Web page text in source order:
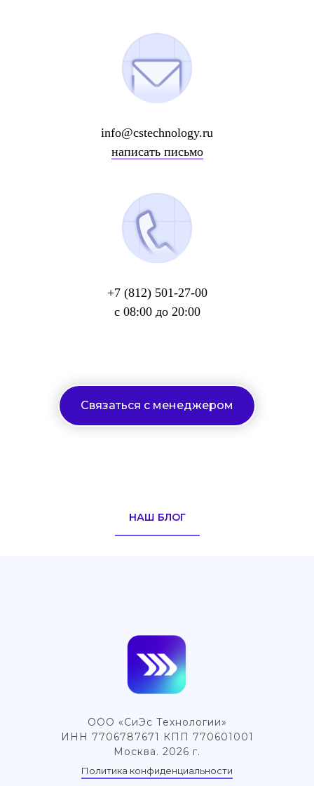
info@cstechnology.ru
написать письмо
+7 (812) 501-27-00
с 08:00 до 20:00
Связаться с менеджером
НАШ БЛОГ
ООО «СиЭс Технологии»
ИНН 7706787671 КПП 770601001
Москва. 2026 г.
Политика конфиденциальности